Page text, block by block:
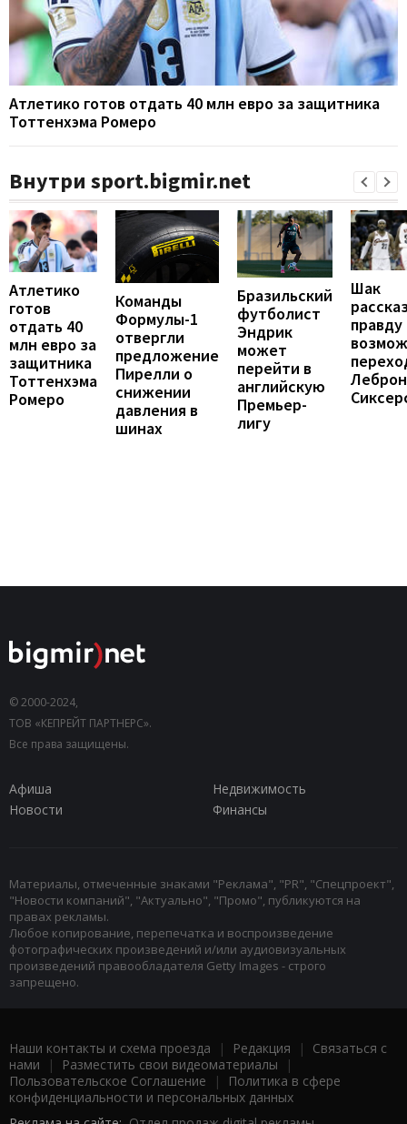
Атлетико готов отдать 40 млн евро за защитника
Тоттенхэма Ромеро
Внутри sport.bigmir.net
Атлетико
готов
отдать 40
млн евро за
защитника
Тоттенхэма
Ромеро
Команды
Формулы-1
отвергли
предложение
Пирелли о
снижении
давления в
шинах
Бразильский
футболист
Эндрик
может
перейти в
английскую
Премьер-
лигу
Шак
правду
© 2000-2024,
ТОВ «КЕПРЕЙТ ПАРТНЕРС».
Все права защищены.
Афиша
Недвижимость
Новости
Финансы
Материалы, отмеченные знаками "Реклама", "PR", "Спецпроект",
"Новости компаний", "Актуально", "Промо", публикуются на
правах рекламы.
Любое копирование, перепечатка и воспроизведение
фотографических произведений и/или аудиовизуальных
произведений правообладателя Getty Images - строго
запрещено.
Наши контакты и схема проезда | Редакция | Связаться с
нами | Разместить свои видеоматериалы |
Пользовательское Соглашение |
Политика в сфере
конфиденциальности и персональных данных